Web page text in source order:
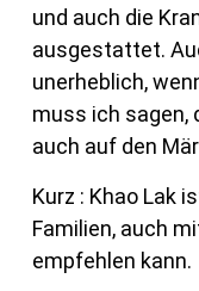
und auch die
ausgestattet.
unerheblich,
muss ich sagen,
auch auf den
Kurz : Khao Lak
Familien, auch
empfehlen kann.